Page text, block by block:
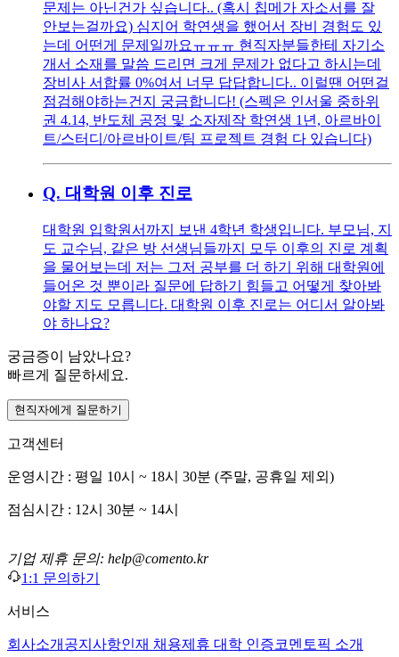
문제는 아닌건가 싶습니다.. (혹시 칩메가 자소서를 잘
안보는걸까요) 심지어 학연생을 했어서 장비 경험도 있
는데 어떤게 문제일까요ㅠㅠㅠ 현직자분들한테 자기소
개서 소재를 말씀 드리면 크게 문제가 없다고 하시는데
장비사 서합률 0%여서 너무 답답합니다.. 이럴땐 어떤걸
점검해야하는건지 궁금합니다! (스펙은 인서울 중하위
권 4.14, 반도체 공정 및 소자제작 학연생 1년, 아르바이
트/스터디/아르바이트/팀 프로젝트 경험 다 있습니다)
Q. 대학원 이후 진로
대학원 입학원서까지 보낸 4학년 학생입니다. 부모님, 지
도 교수님, 같은 방 선생님들까지 모두 이후의 진로 계획
을 물어보는데 저는 그저 공부를 더 하기 위해 대학원에
들어온 것 뿐이라 질문에 답하기 힘들고 어떻게 찾아봐
야할 지도 모릅니다. 대학원 이후 진로는 어디서 알아봐
야 하나요?
궁금증이 남았나요?
빠르게 질문하세요.
현직자에게 질문하기
고객센터
운영시간 : 평일 10시 ~ 18시 30분 (주말, 공휴일 제외)
점심시간 : 12시 30분 ~ 14시
기업 제휴 문의: help@comento.kr
1:1 문의하기
서비스
회사소개 공지사항인재 채용제휴 대학 인증코멘토픽 소개